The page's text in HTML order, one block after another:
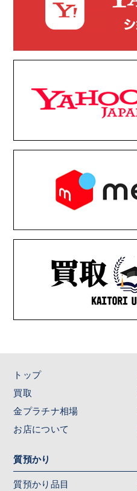
トップ
買取
金プラチナ相場
お店について
質預かり
質預かり品目